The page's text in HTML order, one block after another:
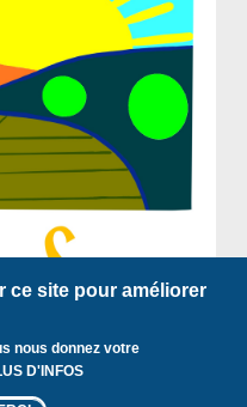
ce site pour améliorer
nous donnez votre
D'INFOS